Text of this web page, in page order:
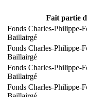
Fait partie
Fonds Charles-Philippe-
Baillairgé
Fonds Charles-Philippe-
Baillairgé
Fonds Charles-Philippe-
Baillairgé
Fonds Charles-Philippe-